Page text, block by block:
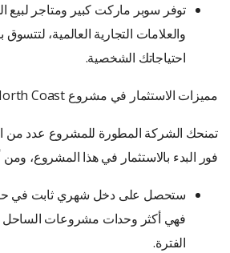
توفر سوبر ماركت كبير ومتاجر لبيع
والعلامات التجارية العالمية،
احتياجاتك الشخصية.
مميزات الاستثمار في مشروع Gaia North Coast
تمنحك الشركة المطورة للمشروع عدد من
فور البدء بالاستثمار في هذا المشروع، ومن
ستحصل على دخل شهري ثابت في
فهي أكثر وحدات مشروعات الساحل
الفترة.